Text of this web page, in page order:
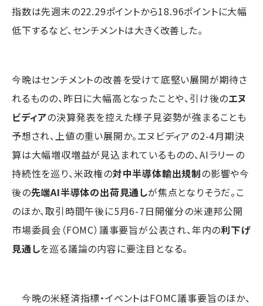
指数は先週末の22.29ポイントから18.96ポイントに大幅
低下するなど、センチメントは大きく改善した。
今晩はセンチメントの改善を受けて底堅い展開が期待さ
れるものの、昨日に大幅高となったことや、引け後のエヌ
ビディアの決算発表を控えた様子見姿勢が強まることも
予想され、上値の重い展開か。エヌビディアの2-4月期決
算は大幅増収増益が見込まれているものの、AIラリーの
持続性を巡り、米政権の対中半導体輸出規制の影響や今
後の先端AI半導体の出荷見通しが焦点となりそうだ。こ
のほか、取引時間午後に5月6-7日開催分の米連邦公開
市場委員会（FOMC）議事要旨が公表され、年内の利下げ
見通しを巡る議論の内容に要注目となる。
今晩の米経済指標・イベントはFOMC議事要旨のほか、